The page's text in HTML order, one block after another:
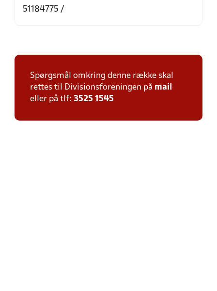
51184775 /
Spørgsmål omkring denne række skal
rettes til Divisionsforeningen på mail
eller på tlf: 3525 1545